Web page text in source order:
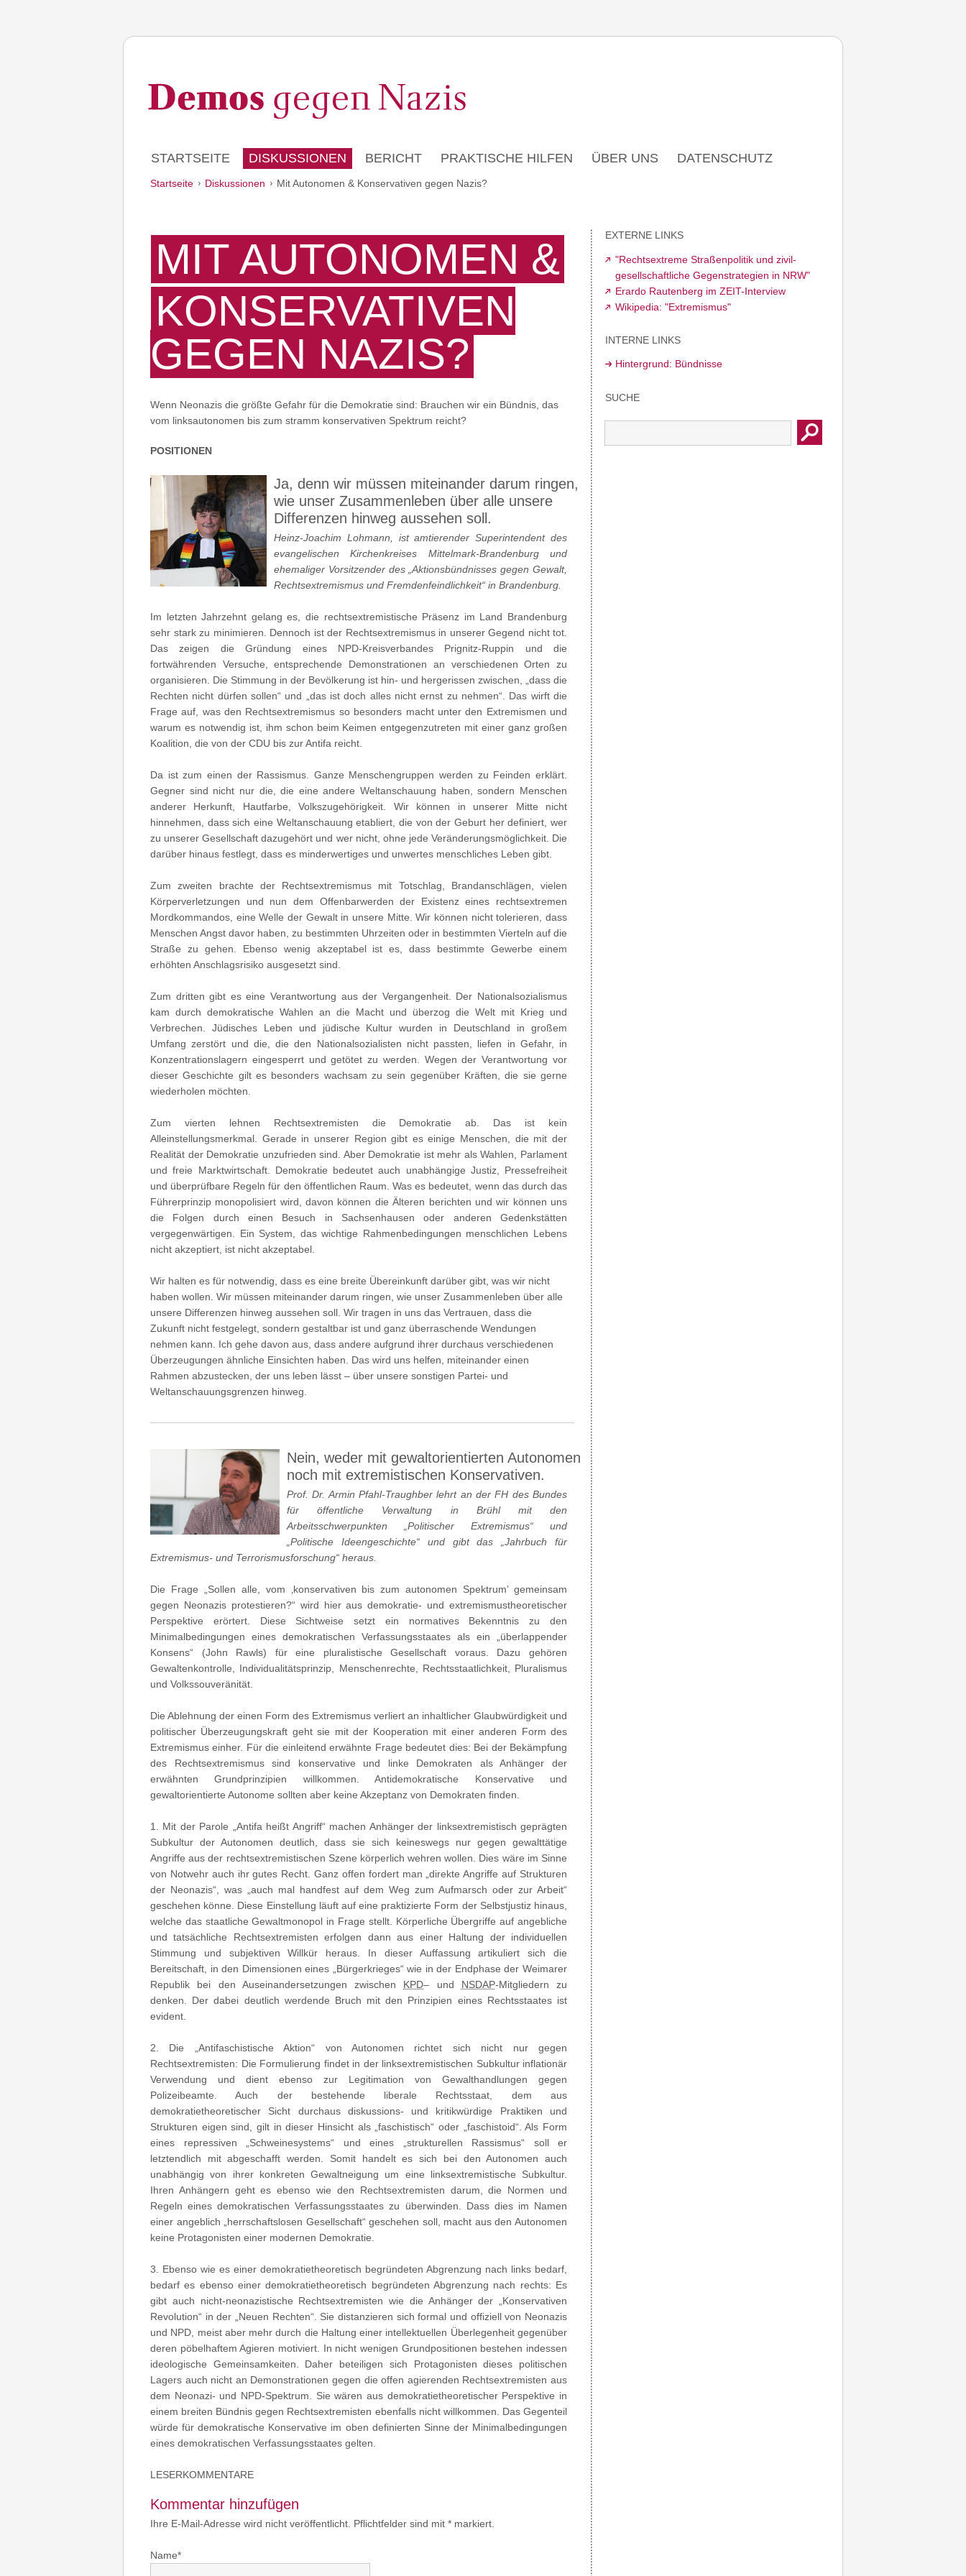
STARTSEITE DISKUSSIONEN BERICHT PRAKTISCHE HILFEN ÜBER UNS DATENSCHUTZ
Startseite Diskussionen Mit Autonomen & Konservativen gegen Nazis?
MIT AUTONOMEN &
KONSERVATIVEN
GEGEN NAZIS?
Wenn Neonazis die größte Gefahr für die Demokratie sind: Brauchen wir ein Bündnis, das
vom linksautonomen bis zum stramm konservativen Spektrum reicht?
POSITIONEN
Ja, denn wir müssen miteinander darum ringen,
wie unser Zusammenleben über alle unsere
Differenzen hinweg aussehen soll.
Heinz-Joachim Lohmann, ist amtierender Superintendent des
evangelischen Kirchenkreises Mittelmark-Brandenburg und
ehemaliger Vorsitzender des „Aktionsbündnisses gegen Gewalt,
Rechtsextremismus und Fremdenfeindlichkeit“ in Brandenburg.
Im letzten Jahrzehnt gelang es, die rechtsextremistische Präsenz im Land Brandenburg
sehr stark zu minimieren. Dennoch ist der Rechtsextremismus in unserer Gegend nicht tot.
Das zeigen die Gründung eines NPD-Kreisverbandes Prignitz-Ruppin und die
fortwährenden Versuche, entsprechende Demonstrationen an verschiedenen Orten zu
organisieren. Die Stimmung in der Bevölkerung ist hin- und hergerissen zwischen, „dass die
Rechten nicht dürfen sollen“ und „das ist doch alles nicht ernst zu nehmen“. Das wirft die
Frage auf, was den Rechtsextremismus so besonders macht unter den Extremismen und
warum es notwendig ist, ihm schon beim Keimen entgegenzutreten mit einer ganz großen
Koalition, die von der CDU bis zur Antifa reicht.
Da ist zum einen der Rassismus. Ganze Menschengruppen werden zu Feinden erklärt.
Gegner sind nicht nur die, die eine andere Weltanschauung haben, sondern Menschen
anderer Herkunft, Hautfarbe, Volkszugehörigkeit. Wir können in unserer Mitte nicht
hinnehmen, dass sich eine Weltanschauung etabliert, die von der Geburt her definiert, wer
zu unserer Gesellschaft dazugehört und wer nicht, ohne jede Veränderungsmöglichkeit. Die
darüber hinaus festlegt, dass es minderwertiges und unwertes menschliches Leben gibt.
Zum zweiten brachte der Rechtsextremismus mit Totschlag, Brandanschlägen, vielen
Körperverletzungen und nun dem Offenbarwerden der Existenz eines rechtsextremen
Mordkommandos, eine Welle der Gewalt in unsere Mitte. Wir können nicht tolerieren, dass
Menschen Angst davor haben, zu bestimmten Uhrzeiten oder in bestimmten Vierteln auf die
Straße zu gehen. Ebenso wenig akzeptabel ist es, dass bestimmte Gewerbe einem
erhöhten Anschlagsrisiko ausgesetzt sind.
Zum dritten gibt es eine Verantwortung aus der Vergangenheit. Der Nationalsozialismus
kam durch demokratische Wahlen an die Macht und überzog die Welt mit Krieg und
Verbrechen. Jüdisches Leben und jüdische Kultur wurden in Deutschland in großem
Umfang zerstört und die, die den Nationalsozialisten nicht passten, liefen in Gefahr, in
Konzentrationslagern eingesperrt und getötet zu werden. Wegen der Verantwortung vor
dieser Geschichte gilt es besonders wachsam zu sein gegenüber Kräften, die sie gerne
wiederholen möchten.
Zum vierten lehnen Rechtsextremisten die Demokratie ab. Das ist kein
Alleinstellungsmerkmal. Gerade in unserer Region gibt es einige Menschen, die mit der
Realität der Demokratie unzufrieden sind. Aber Demokratie ist mehr als Wahlen, Parlament
und freie Marktwirtschaft. Demokratie bedeutet auch unabhängige Justiz, Pressefreiheit
und überprüfbare Regeln für den öffentlichen Raum. Was es bedeutet, wenn das durch das
Führerprinzip monopolisiert wird, davon können die Älteren berichten und wir können uns
die Folgen durch einen Besuch in Sachsenhausen oder anderen Gedenkstätten
vergegenwärtigen. Ein System, das wichtige Rahmenbedingungen menschlichen Lebens
nicht akzeptiert, ist nicht akzeptabel.
Wir halten es für notwendig, dass es eine breite Übereinkunft darüber gibt, was wir nicht
haben wollen. Wir müssen miteinander darum ringen, wie unser Zusammenleben über alle
unsere Differenzen hinweg aussehen soll. Wir tragen in uns das Vertrauen, dass die
Zukunft nicht festgelegt, sondern gestaltbar ist und ganz überraschende Wendungen
nehmen kann. Ich gehe davon aus, dass andere aufgrund ihrer durchaus verschiedenen
Überzeugungen ähnliche Einsichten haben. Das wird uns helfen, miteinander einen
Rahmen abzustecken, der uns leben lässt – über unsere sonstigen Partei- und
Weltanschauungsgrenzen hinweg.
Nein, weder mit gewaltorientierten Autonomen
noch mit extremistischen Konservativen.
Prof. Dr. Armin Pfahl-Traughber lehrt an der FH des Bundes
für öffentliche Verwaltung in Brühl mit den
Arbeitsschwerpunkten „Politischer Extremismus“ und
„Politische Ideengeschichte“ und gibt das „Jahrbuch für
Extremismus- und Terrorismusforschung“ heraus.
Die Frage „Sollen alle, vom ‚konservativen bis zum autonomen Spektrum’ gemeinsam
gegen Neonazis protestieren?“ wird hier aus demokratie- und extremismustheoretischer
Perspektive erörtert. Diese Sichtweise setzt ein normatives Bekenntnis zu den
Minimalbedingungen eines demokratischen Verfassungsstaates als ein „überlappender
Konsens“ (John Rawls) für eine pluralistische Gesellschaft voraus. Dazu gehören
Gewaltenkontrolle, Individualitätsprinzip, Menschenrechte, Rechtsstaatlichkeit, Pluralismus
und Volkssouveränität.
Die Ablehnung der einen Form des Extremismus verliert an inhaltlicher Glaubwürdigkeit und
politischer Überzeugungskraft geht sie mit der Kooperation mit einer anderen Form des
Extremismus einher. Für die einleitend erwähnte Frage bedeutet dies: Bei der Bekämpfung
des Rechtsextremismus sind konservative und linke Demokraten als Anhänger der
erwähnten Grundprinzipien willkommen. Antidemokratische Konservative und
gewaltorientierte Autonome sollten aber keine Akzeptanz von Demokraten finden.
1. Mit der Parole „Antifa heißt Angriff“ machen Anhänger der linksextremistisch geprägten
Subkultur der Autonomen deutlich, dass sie sich keineswegs nur gegen gewalttätige
Angriffe aus der rechtsextremistischen Szene körperlich wehren wollen. Dies wäre im Sinne
von Notwehr auch ihr gutes Recht. Ganz offen fordert man „direkte Angriffe auf Strukturen
der Neonazis“, was „auch mal handfest auf dem Weg zum Aufmarsch oder zur Arbeit“
geschehen könne. Diese Einstellung läuft auf eine praktizierte Form der Selbstjustiz hinaus,
welche das staatliche Gewaltmonopol in Frage stellt. Körperliche Übergriffe auf angebliche
und tatsächliche Rechtsextremisten erfolgen dann aus einer Haltung der individuellen
Stimmung und subjektiven Willkür heraus. In dieser Auffassung artikuliert sich die
Bereitschaft, in den Dimensionen eines „Bürgerkrieges“ wie in der Endphase der Weimarer
Republik bei den Auseinandersetzungen zwischen KPD– und NSDAP-Mitgliedern zu
denken. Der dabei deutlich werdende Bruch mit den Prinzipien eines Rechtsstaates ist
evident.
2. Die „Antifaschistische Aktion“ von Autonomen richtet sich nicht nur gegen
Rechtsextremisten: Die Formulierung findet in der linksextremistischen Subkultur inflationär
Verwendung und dient ebenso zur Legitimation von Gewalthandlungen gegen
Polizeibeamte. Auch der bestehende liberale Rechtsstaat, dem aus
demokratietheoretischer Sicht durchaus diskussions- und kritikwürdige Praktiken und
Strukturen eigen sind, gilt in dieser Hinsicht als „faschistisch“ oder „faschistoid“. Als Form
eines repressiven „Schweinesystems“ und eines „strukturellen Rassismus“ soll er
letztendlich mit abgeschafft werden. Somit handelt es sich bei den Autonomen auch
unabhängig von ihrer konkreten Gewaltneigung um eine linksextremistische Subkultur.
Ihren Anhängern geht es ebenso wie den Rechtsextremisten darum, die Normen und
Regeln eines demokratischen Verfassungsstaates zu überwinden. Dass dies im Namen
einer angeblich „herrschaftslosen Gesellschaft“ geschehen soll, macht aus den Autonomen
keine Protagonisten einer modernen Demokratie.
3. Ebenso wie es einer demokratietheoretisch begründeten Abgrenzung nach links bedarf,
bedarf es ebenso einer demokratietheoretisch begründeten Abgrenzung nach rechts: Es
gibt auch nicht-neonazistische Rechtsextremisten wie die Anhänger der „Konservativen
Revolution“ in der „Neuen Rechten“. Sie distanzieren sich formal und offiziell von Neonazis
und NPD, meist aber mehr durch die Haltung einer intellektuellen Überlegenheit gegenüber
deren pöbelhaftem Agieren motiviert. In nicht wenigen Grundpositionen bestehen indessen
ideologische Gemeinsamkeiten. Daher beteiligen sich Protagonisten dieses politischen
Lagers auch nicht an Demonstrationen gegen die offen agierenden Rechtsextremisten aus
dem Neonazi- und NPD-Spektrum. Sie wären aus demokratietheoretischer Perspektive in
einem breiten Bündnis gegen Rechtsextremisten ebenfalls nicht willkommen. Das Gegenteil
würde für demokratische Konservative im oben definierten Sinne der Minimalbedingungen
eines demokratischen Verfassungsstaates gelten.
LESERKOMMENTARE
Kommentar hinzufügen
Ihre E-Mail-Adresse wird nicht veröffentlicht. Pflichtfelder sind mit * markiert.
Name*
EXTERNE LINKS
"Rechtsextreme Straßenpolitik und zivil­
gesellschaftliche Gegenstrategien in NRW"
Erardo Rautenberg im ZEIT-Interview
Wikipedia: "Extremismus"
INTERNE LINKS
Hintergrund: Bündnisse
SUCHE